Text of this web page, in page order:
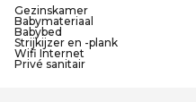
Gezinskamer
Babymateriaal
Babybed
Strijkijzer en -plank
Wifi Internet
Privé sanitair